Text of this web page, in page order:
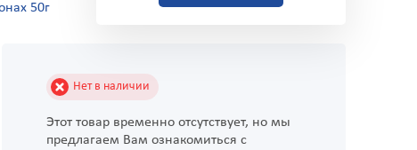
50г
Нет в наличии
Этот товар временно отсутствует, но мы
предлагаем Вам ознакомиться с